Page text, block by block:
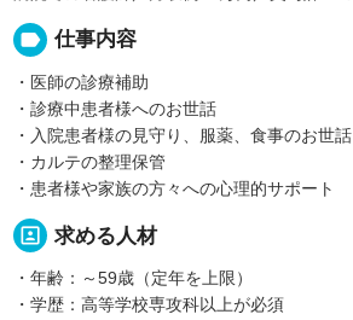
label 仕事内容
・医師の診療補助
・診療中患者様へのお世話
・入院患者様の見守り、服薬、食事のお世話
・カルテの整理保管
・患者様や家族の方々への心理的サポート
portrait 求める人材
・年齢：～59歳（定年を上限）
・学歴：高等学校専攻科以上が必須